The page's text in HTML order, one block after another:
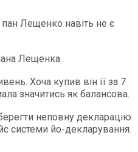
пан Лещенко навіть не є
Лещенка
Хоча купив він її за 7
значитись як балансова.
неповну декларацію
системи йо-декларування.